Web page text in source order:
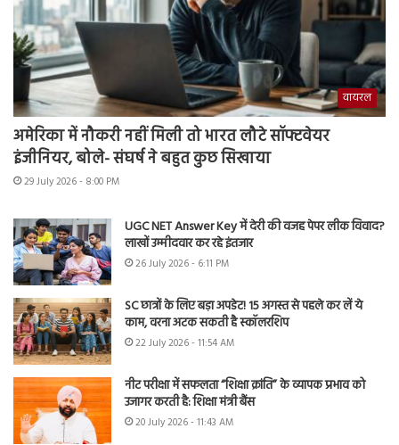
वायरल
अमेरिका में नौकरी नहीं मिली तो भारत लौटे सॉफ्टवेयर
इंजीनियर, बोले- संघर्ष ने बहुत कुछ सिखाया
29 July 2026 - 8:00 PM
UGC NET Answer Key में देरी की वजह पेपर लीक विवाद?
लाखों उम्मीदवार कर रहे इंतजार
26 July 2026 - 6:11 PM
SC छात्रों के लिए बड़ा अपडेट! 15 अगस्त से पहले कर लें ये
काम, वरना अटक सकती है स्कॉलरशिप
22 July 2026 - 11:54 AM
नीट परीक्षा में सफलता “शिक्षा क्रांति” के व्यापक प्रभाव को
उजागर करती है: शिक्षा मंत्री बैंस
20 July 2026 - 11:43 AM